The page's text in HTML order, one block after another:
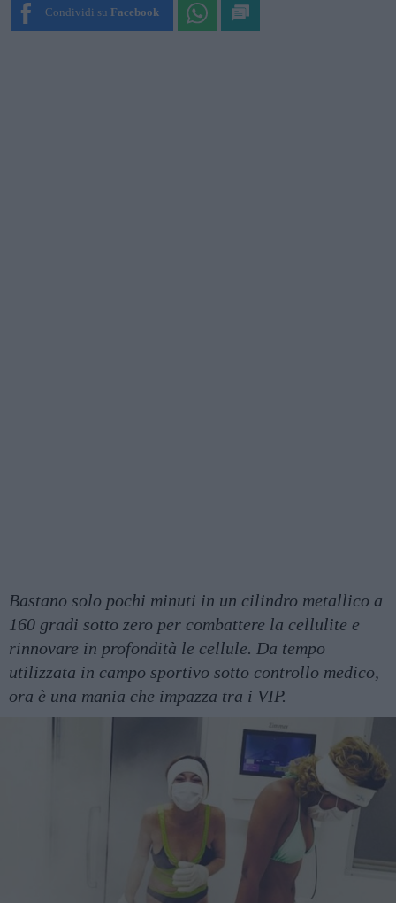
Condividi su Facebook
Bastano solo pochi minuti in un cilindro metallico a
160 gradi sotto zero per combattere la cellulite e
rinnovare in profondità le cellule. Da tempo
utilizzata in campo sportivo sotto controllo medico,
ora è una mania che impazza tra i VIP.